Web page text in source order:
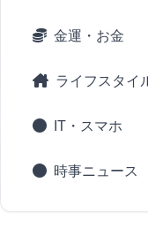
金運・お金
ライフスタイ
IT・スマホ
時事ニュース